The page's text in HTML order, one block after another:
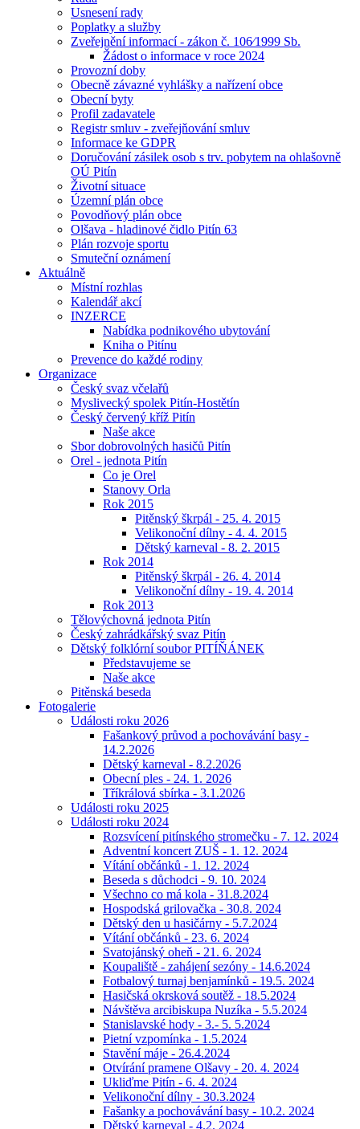
Usnesení rady
Poplatky a služby
Zveřejnění informací - zákon č. 106⁄1999 Sb.
Žádost o informace v roce 2024
Provozní doby
Obecně závazné vyhlášky a nařízení obce
Obecní byty
Profil zadavatele
Registr smluv - zveřejňování smluv
Informace ke GDPR
Doručování zásilek osob s trv. pobytem na ohlašovně
OÚ Pitín
Životní situace
Územní plán obce
Povodňový plán obce
Olšava - hladinové čidlo Pitín 63
Plán rozvoje sportu
Smuteční oznámení
Aktuálně
Místní rozhlas
Kalendář akcí
INZERCE
Nabídka podnikového ubytování
Kniha o Pitínu
Prevence do každé rodiny
Organizace
Český svaz včelařů
Myslivecký spolek Pitín-Hostětín
Český červený kříž Pitín
Naše akce
Sbor dobrovolných hasičů Pitín
Orel - jednota Pitín
Co je Orel
Stanovy Orla
Rok 2015
Pitěnský škrpál - 25. 4. 2015
Velikonoční dílny - 4. 4. 2015
Dětský karneval - 8. 2. 2015
Rok 2014
Pitěnský škrpál - 26. 4. 2014
Velikonoční dílny - 19. 4. 2014
Rok 2013
Tělovýchovná jednota Pitín
Český zahrádkářský svaz Pitín
Dětský folklórní soubor PITÍŇÁNEK
Představujeme se
Naše akce
Pitěnská beseda
Fotogalerie
Události roku 2026
Fašankový průvod a pochovávání basy -
14.2.2026
Dětský karneval - 8.2.2026
Obecní ples - 24. 1. 2026
Tříkrálová sbírka - 3.1.2026
Události roku 2025
Události roku 2024
Rozsvícení pitínského stromečku - 7. 12. 2024
Adventní koncert ZUŠ - 1. 12. 2024
Vítání občánků - 1. 12. 2024
Beseda s důchodci - 9. 10. 2024
Všechno co má kola - 31.8.2024
Hospodská grilovačka - 30.8. 2024
Dětský den u hasičárny - 5.7.2024
Vítání občánků - 23. 6. 2024
Svatojánský oheň - 21. 6. 2024
Koupaliště - zahájení sezóny - 14.6.2024
Fotbalový turnaj benjamínků - 19.5. 2024
Hasičská okrsková soutěž - 18.5.2024
Návštěva arcibiskupa Nuzíka - 5.5.2024
Stanislavské hody - 3.- 5. 5.2024
Pietní vzpomínka - 1.5.2024
Stavění máje - 26.4.2024
Otvírání pramene Olšavy - 20. 4. 2024
Ukliďme Pitín - 6. 4. 2024
Velikonoční dílny - 30.3.2024
Fašanky a pochovávání basy - 10.2. 2024
Dětský karneval - 4.2. 2024